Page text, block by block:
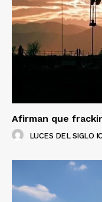
Afirman que
LUCES DEL SIGLO IC